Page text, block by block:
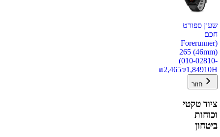
שעון ספורט
חכם
(Forerunner
265 (46mm)
(010-02810-
10H
₪1,849
₪2,465
חזור
ציוד טקטי
וכוחות
ביטחון